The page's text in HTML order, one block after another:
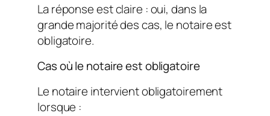
La réponse est claire : oui, dans la
grande majorité des cas, le notaire est
obligatoire.
Cas où le notaire est obligatoire
Le notaire intervient obligatoirement
lorsque :